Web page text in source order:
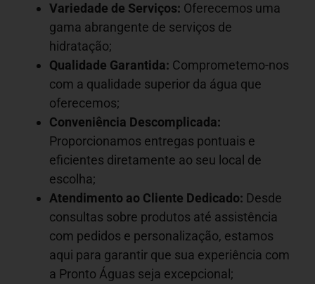
Variedade de Serviços: Oferecemos uma
gama abrangente de serviços de
hidratação;
Qualidade Garantida: Comprometemo-nos
com a qualidade superior da água que
oferecemos;
Conveniência Descomplicada:
Proporcionamos entregas pontuais e
eficientes diretamente ao seu local de
escolha;
Atendimento ao Cliente Dedicado: Desde
consultas sobre produtos até assistência
com pedidos e personalização, estamos
aqui para garantir que sua experiência com
a Pronto Águas seja excepcional;